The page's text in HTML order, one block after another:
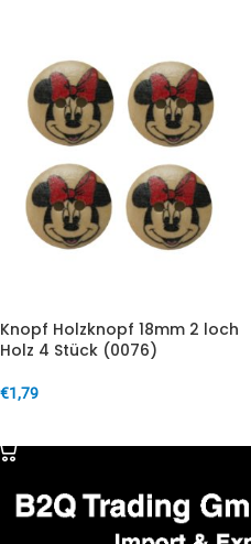
Knopf Holzknopf 18mm 2 loch
Holz 4 Stück (0076)
€1,79